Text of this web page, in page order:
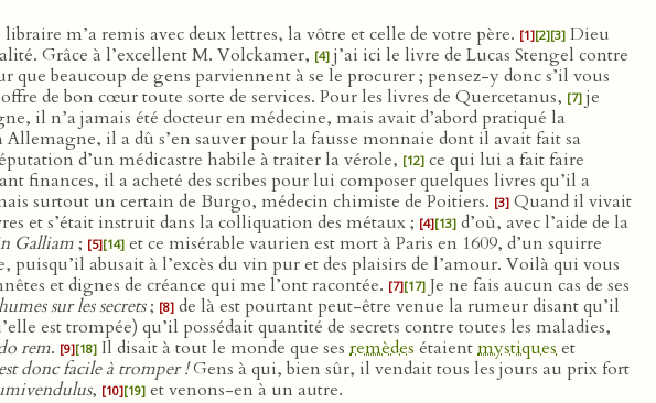
m’a remis avec deux lettres, la vôtre et celle de votre père. [1][2][3] Dieu
Grâce à l’excellent M. Volckamer, [4] j’ai ici le livre de Lucas Stengel contre
beaucoup de gens parviennent à se le procurer ; pensez-y donc s’il vous
de bon cœur toute sorte de services. Pour les livres de Quercetanus, [7] je
il n’a jamais été docteur en médecine, mais avait d’abord pratiqué la
il a dû s’en sauver pour la fausse monnaie dont il avait fait sa
d’un médicastre habile à traiter la vérole, [12] ce qui lui a fait faire
finances, il a acheté des scribes pour lui composer quelques livres qu’il a
surtout un certain de Burgo, médecin chimiste de Poitiers. [3] Quand il vivait
et s’était instruit dans la colliquation des métaux ; [4][13] d’où, avec l’aide de la
Galliam; [5][14] et ce misérable vaurien est mort à Paris en 1609, d’un squirre
abusait à l’excès du vin pur et des plaisirs de l’amour. Voilà qui vous
et dignes de créance qui me l’ont racontée. [7][17] Je ne fais aucun cas de ses
sur les secrets; [8] de là est pourtant peut-être venue la rumeur disant qu’il
est trompée) qu’il possédait quantité de secrets contre toutes les maladies,
rem. [9][18] Il disait à tout le monde que ses remèdes étaientmystiqueset
donc facile à tromper !Gens à qui, bien sûr, il vendait tous les jours au prix fort
, [10][19] et venons-en à un autre.